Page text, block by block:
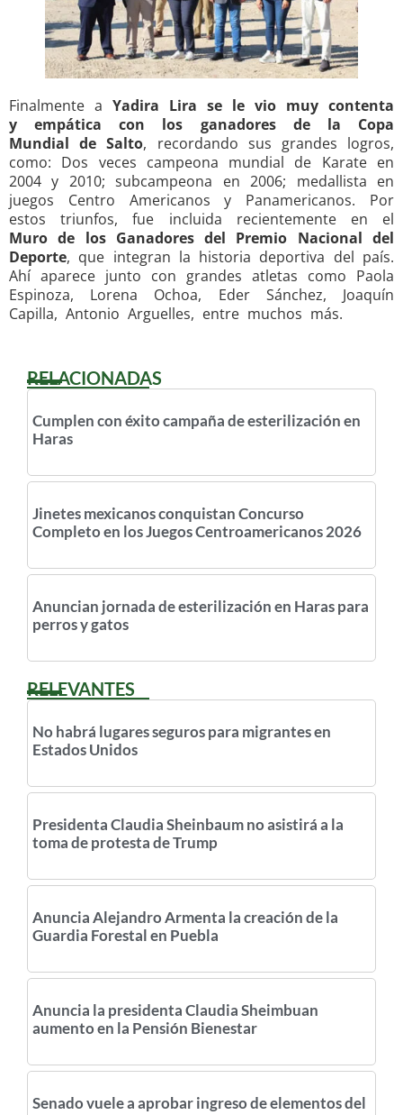
Finalmente a Yadira Lira se le vio muy contenta
y empática con los ganadores de la Copa
Mundial de Salto, recordando sus grandes logros,
como: Dos veces campeona mundial de Karate en
2004 y 2010; subcampeona en 2006; medallista en
juegos Centro Americanos y Panamericanos. Por
estos triunfos, fue incluida recientemente en el
Muro de los Ganadores del Premio Nacional del
Deporte, que integran la historia deportiva del país.
Ahí aparece junto con grandes atletas como Paola
Espinoza, Lorena Ochoa, Eder Sánchez, Joaquín
Capilla, Antonio Arguelles, entre muchos más.
RELACIONADAS
Cumplen con éxito campaña de esterilización en
Haras
Jinetes mexicanos conquistan Concurso
Completo en los Juegos Centroamericanos 2026
Anuncian jornada de esterilización en Haras para
perros y gatos
RELEVANTES
No habrá lugares seguros para migrantes en
Estados Unidos
Presidenta Claudia Sheinbaum no asistirá a la
toma de protesta de Trump
Anuncia Alejandro Armenta la creación de la
Guardia Forestal en Puebla
Anuncia la presidenta Claudia Sheimbuan
aumento en la Pensión Bienestar
Senado vuele a aprobar ingreso de elementos del